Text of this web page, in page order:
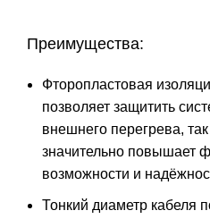
Преимущества:
Фторопластовая
позволяет защитить
внешнего перегрева,
значительно повышает
возможности и
Тонкий диаметр кабеля